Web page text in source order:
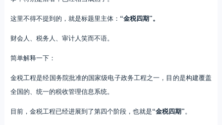
这里不得不提到的，就是标题里主体： “金税四期”。
财会人、税务人、审计人笑而不语。
简单解释一下：
金税工程是经国务院批准的国家级电子政务工程之一，目的是构建覆盖
全国的、统一的税收管理信息系统。
目前，金税工程已经进展到了第四个阶段，也就是“金税四期”。